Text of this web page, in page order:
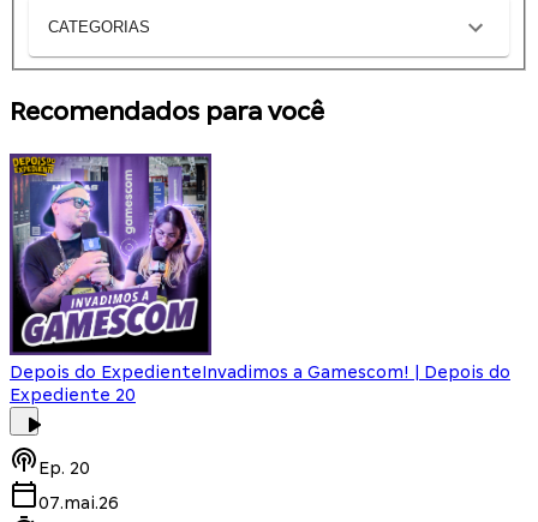
CATEGORIAS
Recomendados para você
Depois do ExpedienteInvadimos a Gamescom! | Depois do
Expediente 20
Ep. 20
07.mai.26